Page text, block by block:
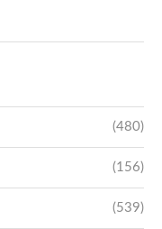
(480)
(156)
(539)